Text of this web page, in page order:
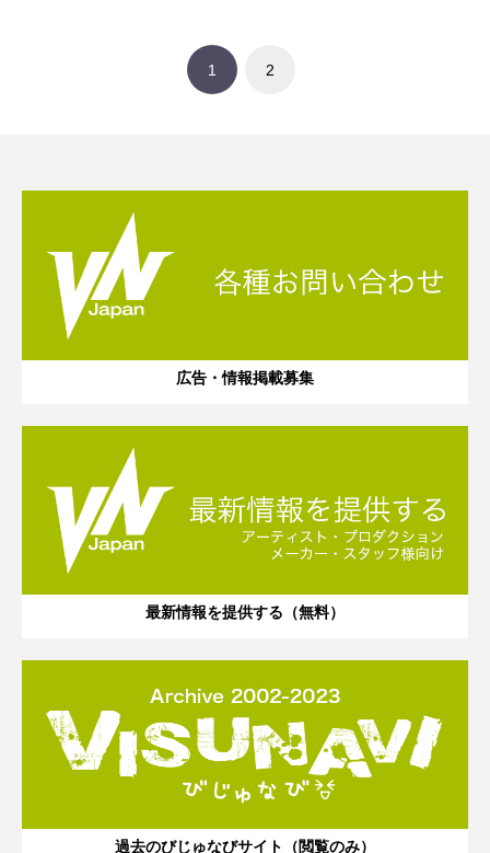
1 2
広告・情報掲載募集
最新情報を提供する（無料）
過去のびじゅなびサイト（閲覧のみ）